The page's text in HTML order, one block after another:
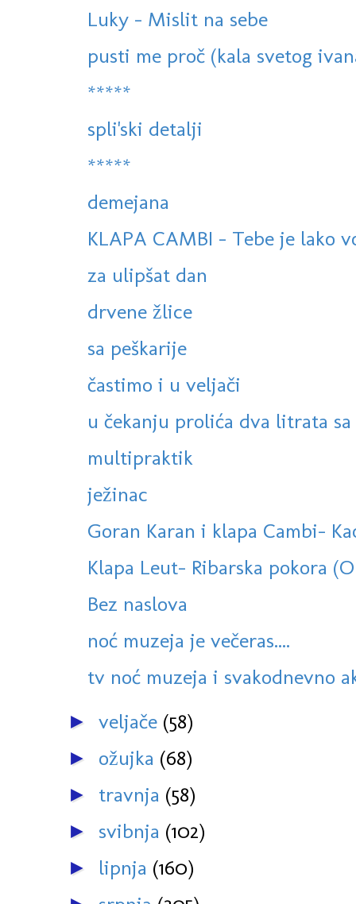
Luky - Mislit na sebe
pusti me proč (kala svetog
*****
spli'ski detalji
*****
demejana
KLAPA CAMBI - Tebe je lako
za ulipšat dan
drvene žlice
sa peškarije
častimo i u veljači
u čekanju prolića dva litrata
multipraktik
ježinac
Goran Karan i klapa Cambi-
Klapa Leut- Ribarska pokora
Bez naslova
noć muzeja je večeras....
tv noć muzeja i svakodnevno
► veljače (58)
► ožujka (68)
► travnja (58)
► svibnja (102)
► lipnja (160)